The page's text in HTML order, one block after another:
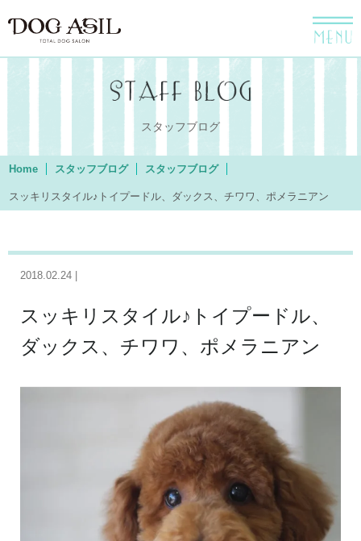
menu
スタッフブログ
Home スタッフブログ スタッフブログ
スッキリスタイル♪トイプードル、ダックス、チワワ、ポメラニアン
2018.02.24 |
スッキリスタイル♪トイプードル、
ダックス、チワワ、ポメラニアン